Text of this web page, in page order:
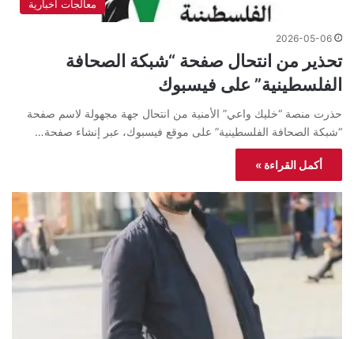
معالجات اخبارية
2026-05-06
تحذير من انتحال صفحة “شبكة الصحافة
الفلسطينية” على فيسبوك
حذرت منصة “خليك واعي” الأمنية من انتحال جهة مجهولة لاسم صفحة
“شبكة الصحافة الفلسطينية” على موقع فيسبوك، عبر إنشاء صفحة…
أكمل القراءة »